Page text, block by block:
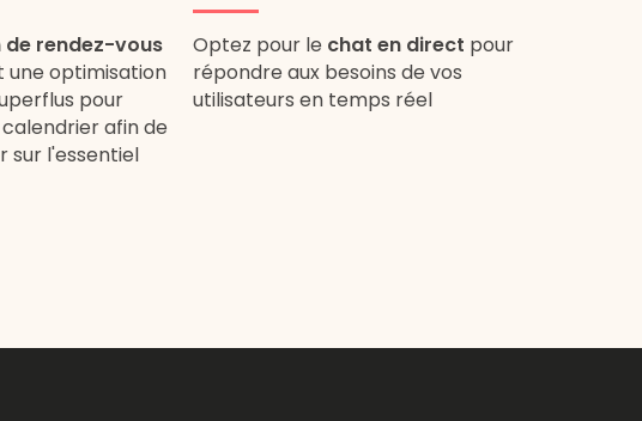
rendez-vous
optimisation
pour
afin de
sur l'essentiel
Optez pour le chat en direct pour
répondre aux besoins de vos
utilisateurs en temps réel